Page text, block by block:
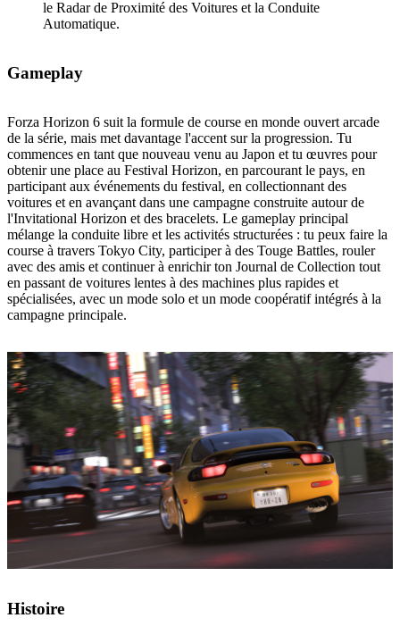
le Radar de Proximité des Voitures et la Conduite
Automatique.
Gameplay
Forza Horizon 6 suit la formule de course en monde ouvert arcade
de la série, mais met davantage l'accent sur la progression. Tu
commences en tant que nouveau venu au Japon et tu œuvres pour
obtenir une place au Festival Horizon, en parcourant le pays, en
participant aux événements du festival, en collectionnant des
voitures et en avançant dans une campagne construite autour de
l'Invitational Horizon et des bracelets. Le gameplay principal
mélange la conduite libre et les activités structurées : tu peux faire la
course à travers Tokyo City, participer à des Touge Battles, rouler
avec des amis et continuer à enrichir ton Journal de Collection tout
en passant de voitures lentes à des machines plus rapides et
spécialisées, avec un mode solo et un mode coopératif intégrés à la
campagne principale.
Histoire